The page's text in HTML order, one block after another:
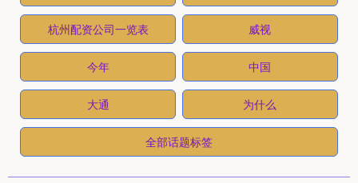
杭州配资公司一览表 威视
今年 中国
大通 为什么
全部话题标签